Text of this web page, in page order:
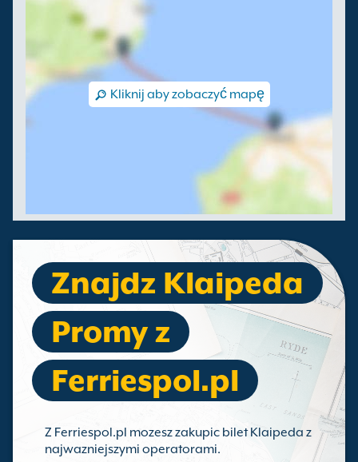
Kliknij aby zobaczyć mapę
Znajdz Klaipeda
Promy z
Ferriespol.pl
Z Ferriespol.pl mozesz zakupic bilet Klaipeda z
najwazniejszymi operatorami.